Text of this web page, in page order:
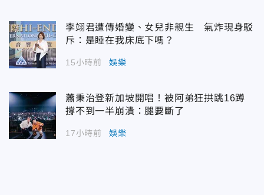
李翊君遭傳婚變、女兒非親生 氣炸現身駁
斥：是睡在我床底下嗎？
15小時前 娛樂
蕭秉治登新加坡開唱！被阿弟狂拱跳16蹲
撐不到一半崩潰：腿要斷了
17小時前 娛樂